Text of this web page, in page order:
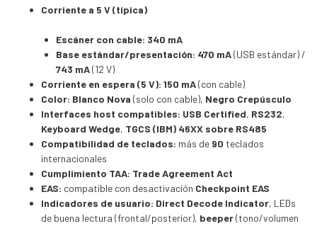
Corriente a 5 V (típica)
Escáner con cable: 340 mA
Base estándar/presentación: 470 mA(USB estándar) /
743 mA(12 V)
Corriente en espera (5 V): 150 mA(con cable)
Color: Blanco Nova (solo con cable), Negro Crepúsculo
Interfaces host compatibles: USB Certified, RS232,
Keyboard Wedge, TGCS (IBM) 46XX sobre RS485
Compatibilidad de teclados: más de 90 teclados
internacionales
Cumplimiento TAA: Trade Agreement Act
EAS: compatible con desactivación Checkpoint EAS
Indicadores de usuario: Direct Decode Indicator, LEDs
de buena lectura (frontal/posterior), beeper(tono/volumen